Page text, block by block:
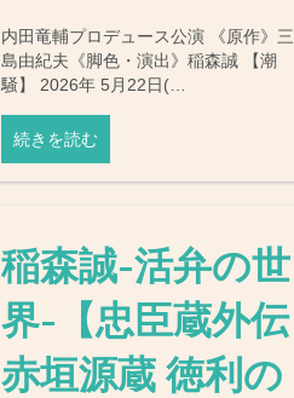
内田竜輔プロデュース公演 《原作》三
島由紀夫《脚色・演出》稲森誠 【潮
騒】 2026年 5月22日(…
続きを読む
稲森誠-活弁の世
界-【忠臣蔵外伝
赤垣源蔵 徳利の